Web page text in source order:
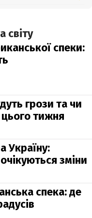
світу
спеки:
грози та чи
тижня
Україну:
зміни
спека: де